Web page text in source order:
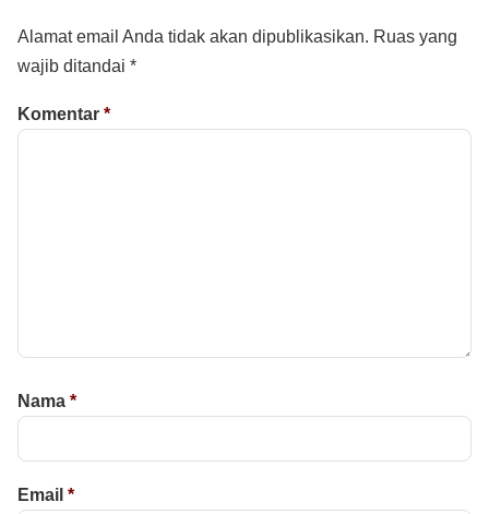
Alamat email Anda tidak akan dipublikasikan. Ruas yang
wajib ditandai *
Komentar *
Nama *
Email *